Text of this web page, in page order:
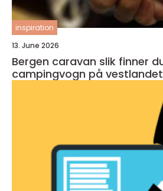
inspiration
13. June 2026
Bergen caravan slik finner du riktig bobil og
campingvogn på vestlandet